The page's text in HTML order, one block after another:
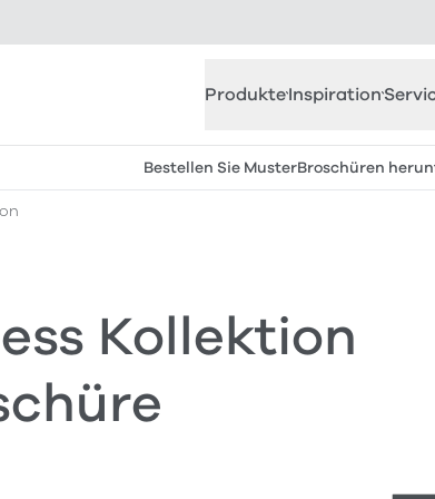
ProdukteInspiration
Bestellen Sie MusterBroschüren
Kollektion